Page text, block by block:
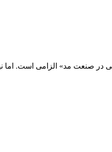
صنعت مد» الزامی است. اما